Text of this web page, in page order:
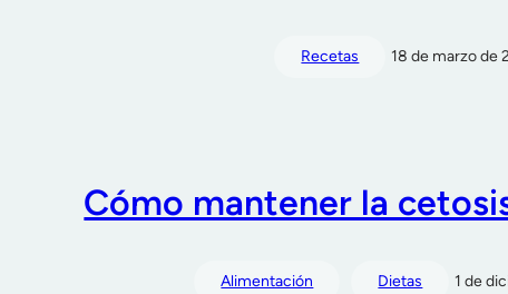
Recetas 18 de marzo de
Cómo mantener la
Alimentación Dietas 1 de